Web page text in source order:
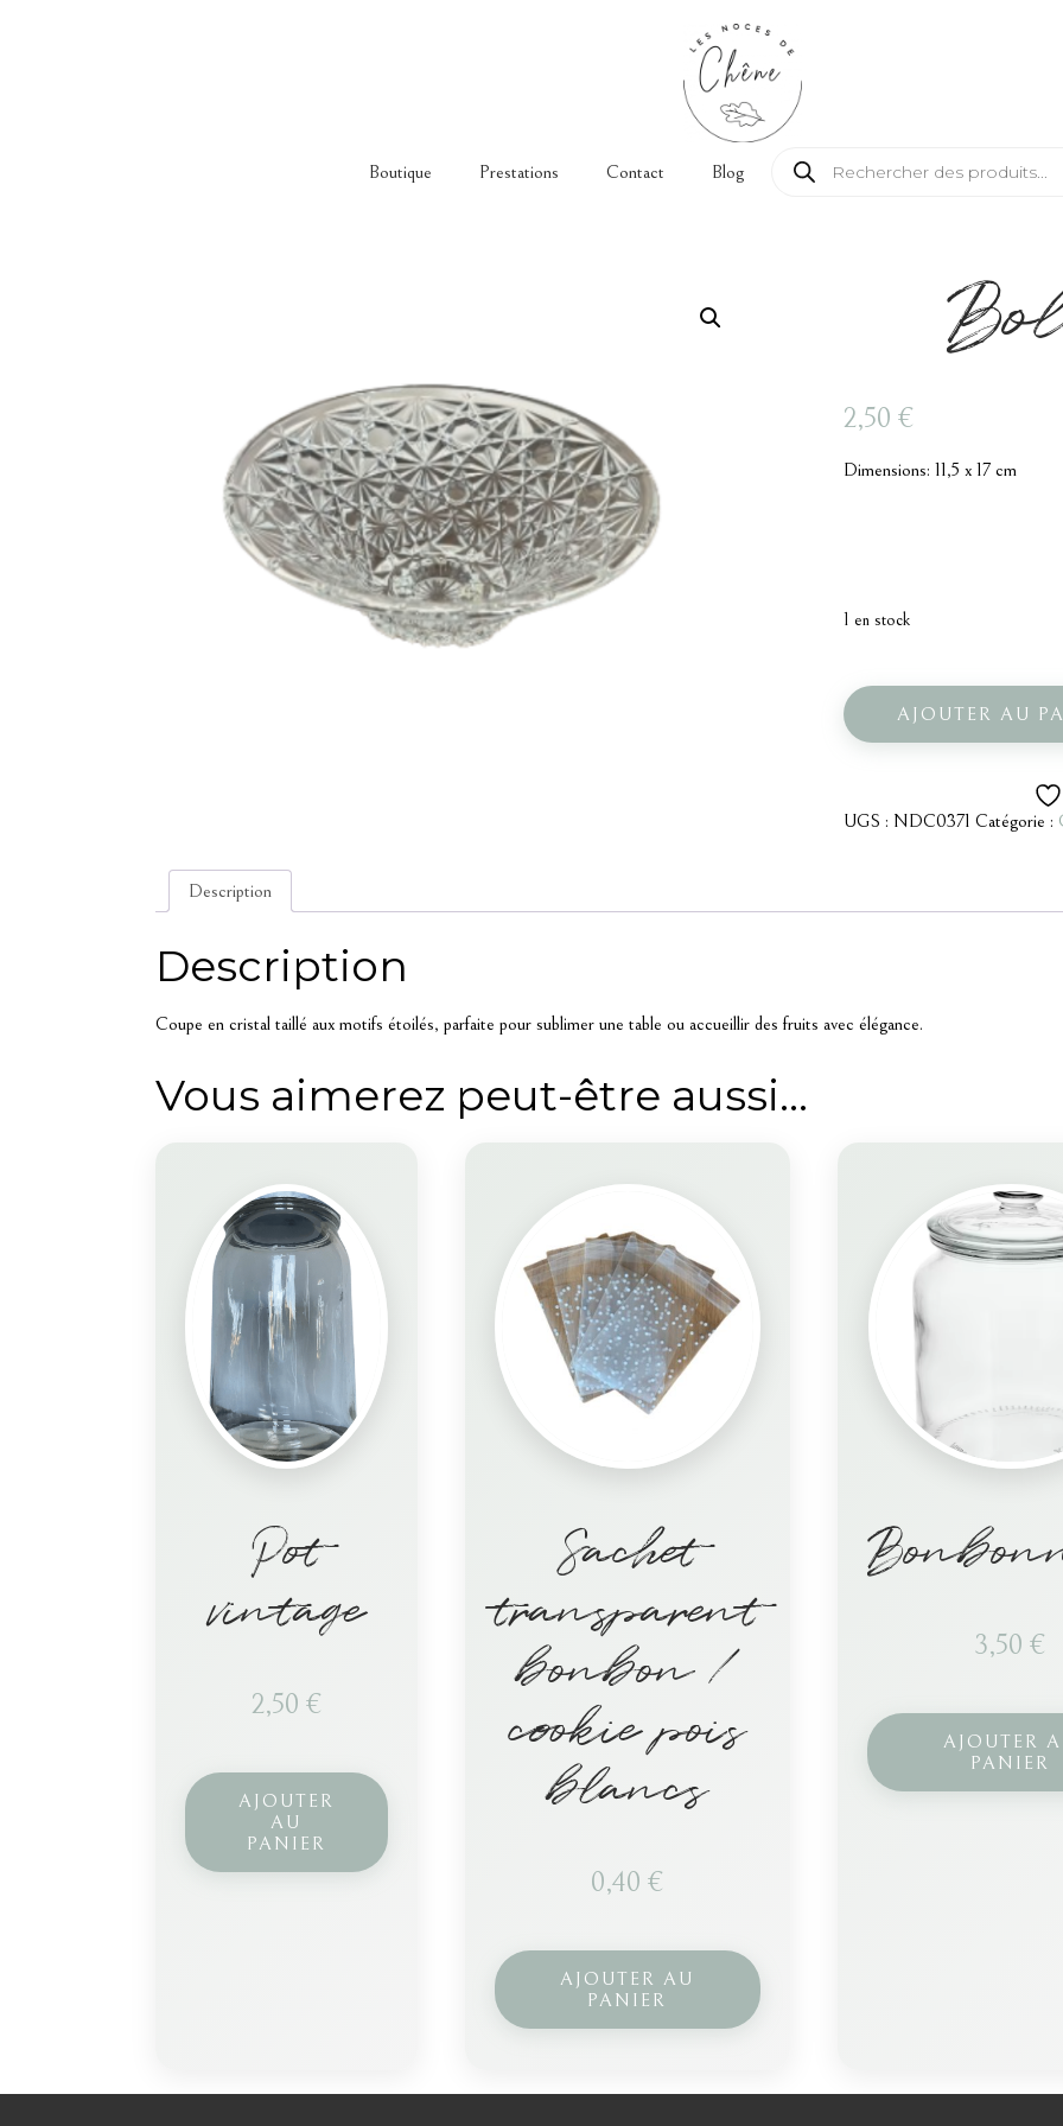
Boutique Prestations Contact Blog
Recherche de produits
2,50 €
Dimensions: 11,5 x 17 cm
1 en stock
de
Bol
vintage
AJOUTER AU
UGS : NDC0371 Catégorie :
Description
Description
Coupe en cristal taillé aux motifs étoilés, parfaite pour sublimer une table ou accueillir des fruits avec élégance.
Vous aimerez peut-être aussi…
Pot
vintage
2,50 €
AJOUTER
AU
PANIER
Sachet
transparent
bonbon /
cookie pois
blancs
0,40€
AJOUTER AU
PANIER
3,50€
AJOUTER
PANIER